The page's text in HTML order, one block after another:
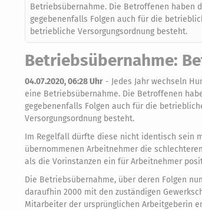
Betriebsübernahme. Die Betroffenen haben
gegebenenfalls Folgen auch für die
betriebliche Versorgungsordnung besteht.
Betriebsübernahme:
04.07.2020, 06:28 Uhr - Jedes Jahr wechseln
eine Betriebsübernahme. Die Betroffenen
gegebenenfalls Folgen auch für die
Versorgungsordnung besteht.
Im Regelfall dürfte diese nicht identisch sein
übernommenen Arbeitnehmer die
als die Vorinstanzen ein für Arbeitnehmer
Die Betriebsübernahme, über deren Folgen
daraufhin 2000 mit den zuständigen
Mitarbeiter der ursprünglichen Arbeitgeberin